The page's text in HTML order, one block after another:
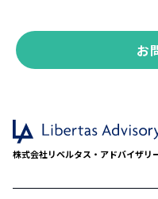
お
株式会社リベルタス・アドバイザリ